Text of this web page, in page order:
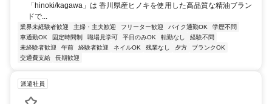
「hinoki/kagawa」は 香川県産ヒノキを使用した高品質な精油ブラン
ドで...
業界未経験者歓迎 主婦・主夫歓迎 フリーター歓迎 バイク通勤OK
学歴不問
車通勤OK
固定時間制 職場見学可 平日のみOK 転勤なし
経験不問
未経験者歓迎
午前 経験者歓迎 ネイルOK 残業なし 夕方
ブランクOK
交通費支給
長期歓迎
派遣社員